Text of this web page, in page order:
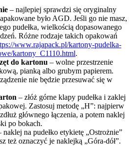
– najlepiej sprawdzi się oryginalny
było AGD. Jeśli go nie masz,
pudełka, wielkością dopasowanego
Różne rodzaje takich opakowań
www.rajapack.pl/kartony-pudelka-
kartony_C1110.html.
do kartonu – wolne przestrzenie
pianką albo grubym papierem.
nie będzie przesuwać się w
– złóż górne klapy pudełka i zaklej
Zastosuj metodę „H”: najpierw
głównego łączenia, a potem naklej
po bokach.
naklej na pudełko etykietę „Ostrożnie”
też oznaczyć je naklejką „Góra-dół”.